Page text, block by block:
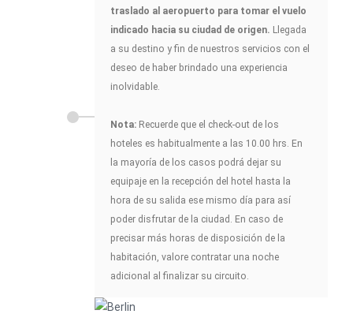
traslado al aeropuerto para tomar el vuelo
indicado hacia su ciudad de origen. Llegada
a su destino y fin de nuestros servicios con el
deseo de haber brindado una experiencia
inolvidable.
Nota: Recuerde que el check-out de los
hoteles es habitualmente a las 10.00 hrs. En
la mayoría de los casos podrá dejar su
equipaje en la recepción del hotel hasta la
hora de su salida ese mismo día para así
poder disfrutar de la ciudad. En caso de
precisar más horas de disposición de la
habitación, valore contratar una noche
adicional al finalizar su circuito.